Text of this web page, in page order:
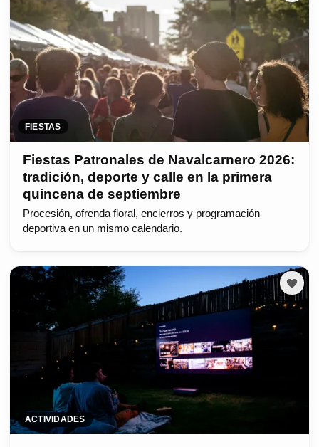
FIESTAS
Fiestas Patronales de Navalcarnero 2026:
tradición, deporte y calle en la primera
quincena de septiembre
Procesión, ofrenda floral, encierros y programación
deportiva en un mismo calendario.
ACTIVIDADES